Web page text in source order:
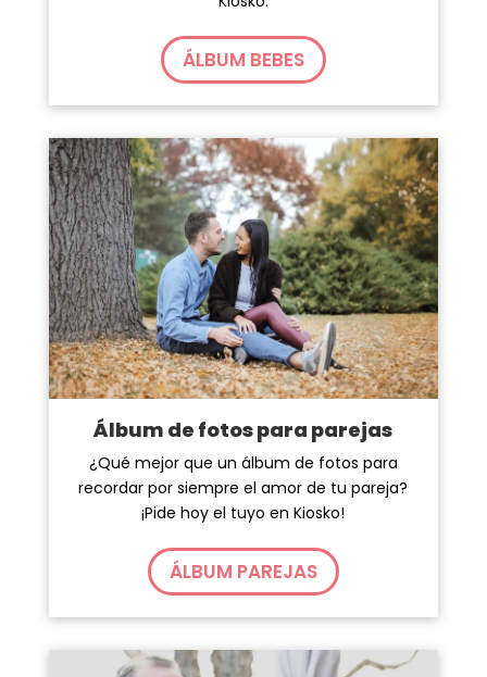
ÁLBUM BEBES
Álbum de fotos para parejas
¿Qué mejor que un álbum de fotos para
recordar por siempre el amor de tu pareja?
¡Pide hoy el tuyo en Kiosko!
ÁLBUM PAREJAS